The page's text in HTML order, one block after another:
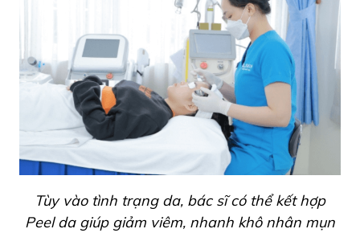
Tùy vào tình trạng da, bác sĩ có thể kết hợp
Peel da giúp giảm viêm, nhanh khô nhân mụn